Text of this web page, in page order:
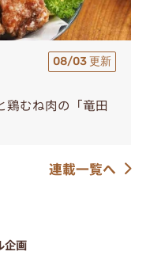
08/03 更新
鶏むね肉の「竜田
連載一覧へ
企画